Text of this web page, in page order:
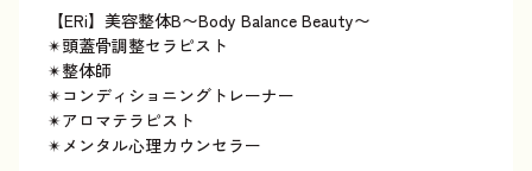
【ERi】美容整体B〜Body Balance Beauty〜
✴︎頭蓋骨調整セラピスト
✴︎整体師
✴︎コンディショニングトレーナー
✴︎アロマテラピスト
✴︎メンタル心理カウンセラー